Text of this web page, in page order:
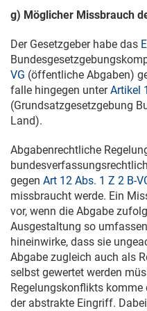
g) Möglicher Missbrauch
Der Gesetzgeber habe das
VG (öffentliche Abgaben)
falle hingegen unterArtikel
(Grundsatzgesetzgebung
Land).
Abgabenrechtliche
gegen Art 12 Abs. 1 Z 2 B-
missbraucht werde. Ein
vor, wenn die Abgabe
Ausgestaltung so
hineinwirke, dass sie
Abgabe zugleich auch als
selbst gewertet werden
Regelungskonflikts komme
der abstrakte Eingriff.